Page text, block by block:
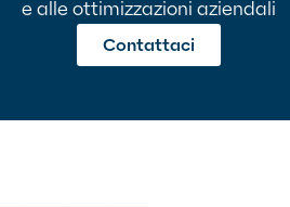
e alle ottimizzazioni aziendali
Contattaci